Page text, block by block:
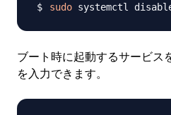
sudo
ブート時に起動するサービス
を入力できます。